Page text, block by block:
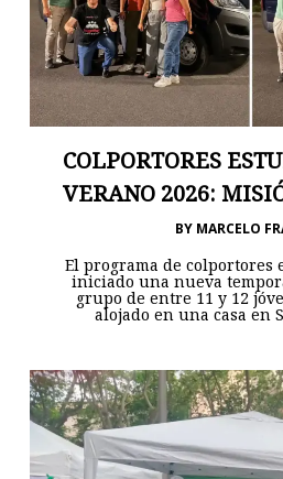
COLPORTORES
VERANO 2026:
BY MARCELO
El programa de colportores
iniciado una nueva
grupo de entre 11 y 12
alojado en una casa en